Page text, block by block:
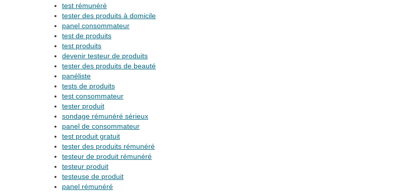
test rémunéré
tester des produits à domicile
panel consommateur
test de produits
test produits
devenir testeur de produits
tester des produits de beauté
panéliste
tests de produits
test consommateur
tester produit
sondage rémunéré sérieux
panel de consommateur
test produit gratuit
tester des produits rémunéré
testeur de produit rémunéré
testeur produit
testeuse de produit
panel rémunéré